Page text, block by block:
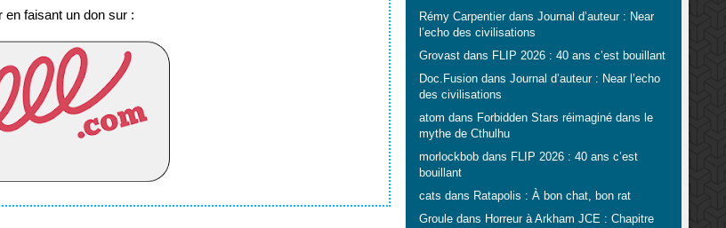
faisant un don sur : Rémy Carpentierdans Journal d’auteur : Near
l’echo des civilisations
Grovastdans FLIP 2026 : 40 ans c’est bouillant
Doc.Fusiondans Journal d’auteur : Near l’echo
des civilisations
atom dans Forbidden Stars réimaginé dans le
mythe de Cthulhu
morlockbobdans FLIP 2026 : 40 ans c’est
bouillant
cats dans Ratapolis : À bon chat, bon rat
Grouledans Horreur à Arkham JCE : Chapitre